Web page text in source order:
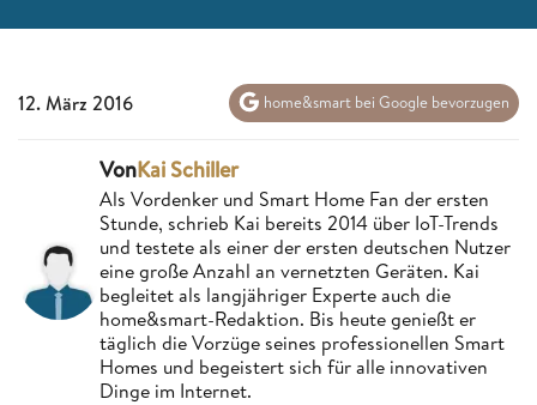
12. März 2016 home&smart bei Google bevorzugen
VonKai Schiller
Als Vordenker und Smart Home Fan der ersten
Stunde, schrieb Kai bereits 2014 über IoT-Trends
und testete als einer der ersten deutschen Nutzer
eine große Anzahl an vernetzten Geräten. Kai
begleitet als langjähriger Experte auch die
home&smart-Redaktion. Bis heute genießt er
täglich die Vorzüge seines professionellen Smart
Homes und begeistert sich für alle innovativen
Dinge im Internet.